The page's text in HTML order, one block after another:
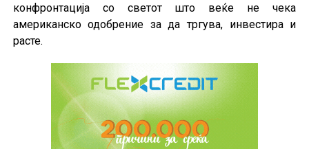
конфронтација со светот што веќе не чека
американско одобрение за да тргува, инвестира и
расте.